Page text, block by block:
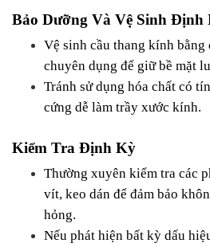
Bảo Dưỡng Và Vệ Sinh Định
Vệ sinh cầu thang kính
chuyên dụng để giữ bề mặt
Tránh sử dụng hóa chất có
cứng dễ làm trầy xước kính.
Kiểm Tra Định Kỳ
Thường xuyên kiểm tra các
vít, keo dán để đảm bảo
hỏng.
Nếu phát hiện bất kỳ dấu